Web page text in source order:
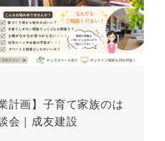
計画】子育て家族のは
会｜成友建設